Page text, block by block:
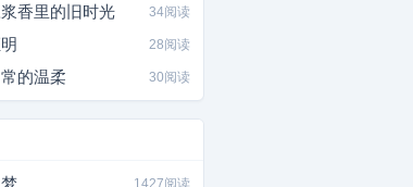
香里的旧时光 34阅读
28阅读
的温柔 30阅读
1427阅读